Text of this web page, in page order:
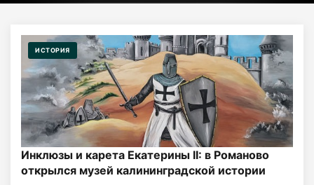
ИСТОРИЯ
Инклюзы и карета Екатерины II: в Романово
открылся музей калининградской истории